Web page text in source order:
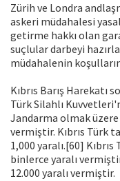
Zürih ve Londra
askeri müdahalesi
getirme hakkı olan
suçlular darbeyi
müdahalenin
Kıbrıs Barış Harekatı
Türk Silahlı
Jandarma olmak üzere
vermiştir. Kıbrıs Türk
1,000 yaralı.[60]
binlerce yaralı
12.000 yaralı vermiştir.